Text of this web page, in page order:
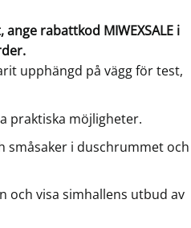
rabattkod MIWEXSALE i
upphängd på vägg för test,
praktiska möjligheter.
i duschrummet och
och visa simhallens utbud av